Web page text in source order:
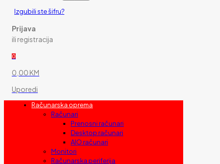
Izgubili ste šifru?
Prijava
ili registracija
0
0,00 KM
Uporedi
Računarska oprema
Računari
Prenosni računari
Desktop računari
AIO računari
Monitori
Računarska periferija